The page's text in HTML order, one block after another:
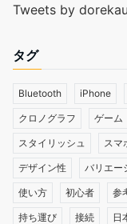
Tweets by dorekau
タグ
Bluetooth iPhone
クロノグラフ ゲーム
スタイリッシュ スマ
デザイン性 バリエー
使い方 初心者 参
持ち運び 接続 日